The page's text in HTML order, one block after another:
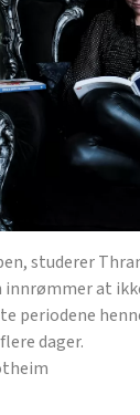
studerer
innrømmer at
periodene
dager.